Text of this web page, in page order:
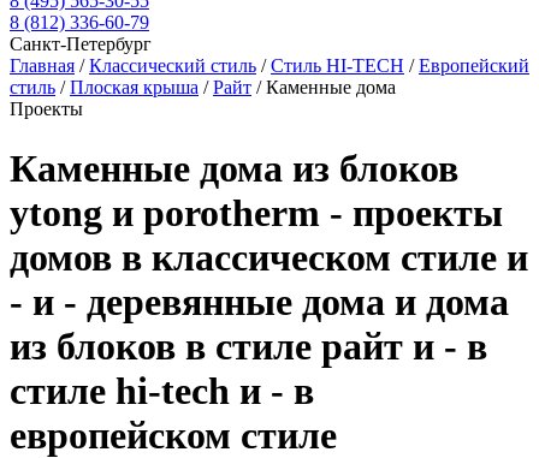
8 (812) 336-60-79
Санкт-Петербург
Главная /Классический стиль /Стиль HI-TECH /Европейский
стиль /Плоская крыша /Райт /Каменные дома
Проекты
Каменные дома из блоков
ytong и porotherm - проекты
домов в классическом стиле и
- и - деревянные дома и дома
из блоков в стиле райт и - в
стиле hi-tech и - в
европейском стиле